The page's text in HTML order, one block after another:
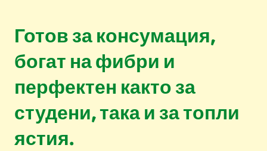
Готов за консумация,
богат на фибри и
перфектен както за
студени, така и за топли
ястия.